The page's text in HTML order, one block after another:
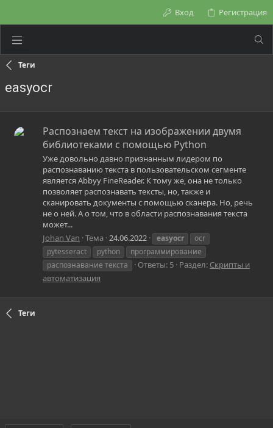
Вход Регистрация
Теги
easyocr
Распознаем текст на изображении двумя
библиотеками с помощью Python
Уже довольно давно признанным лидером по
распознаванию текста в пользовательском сегменте
является Abbyy FineReader. К тому же, она не только
позволяет распознавать тексты, но, также и
сканировать документы с помощью сканера. Но, речь
не о ней. А о том, что в области распознавания текста
может...
Johan Van Тема 24.06.2022 easyocr
ocr
pytesseract
python
программирование
распознавание текста
Ответы: 5 Раздел: Скрипты и
автоматизация
Теги